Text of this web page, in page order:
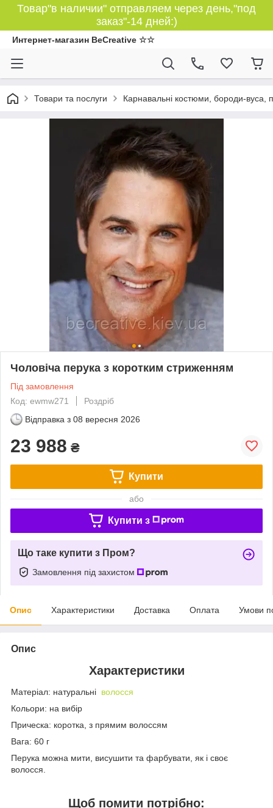
Товар"в наличии" отправляем через день,"под
заказ"-14 дней:)
Интернет-магазин BeCreative ☆☆
Товари та послуги Карнавальні костюми, бороди-вуса,
Чоловіча перука з коротким стриженням
Під замовлення
Код: ewmw271
Роздріб
Відправка з 08 вересня 2026
23 988 ₴
Купити
або
Купити з
Що таке купити з Пром?
Замовлення під захистом
Опис Характеристики Доставка Оплата Умови
Опис
Характеристики
Матеріал: натуральні волосся
Кольори: на вибір
Прическа: коротка, з прямим волоссям
Вага: 60 г
Перука можна мити, висушити та фарбувати, як і своє
волосся.
Щоб помити потрібно: